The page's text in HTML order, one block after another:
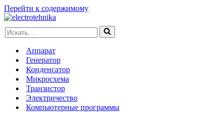
Перейти к содержимому
Искать...
Аппарат
Генератор
Конденсатор
Микросхема
Транзистор
Электричество
Компьютерные программы